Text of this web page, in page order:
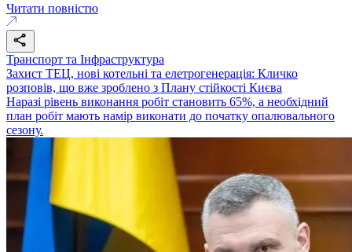
Читати повністю
Транспорт та Інфраструктура
Захист ТЕЦ, нові котельні та елетрогенерація: Кличко
розповів, що вже зроблено з Плану стійкості Києва
Наразі рівень виконання робіт становить 65%, а необхідний
план робіт мають намір виконати до початку опалювального
сезону.